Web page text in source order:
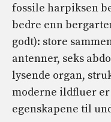
fossile harpiksen
bedre enn
godt): store
antenner, seks
lysende organ,
moderne ildfluer er
egenskapene til